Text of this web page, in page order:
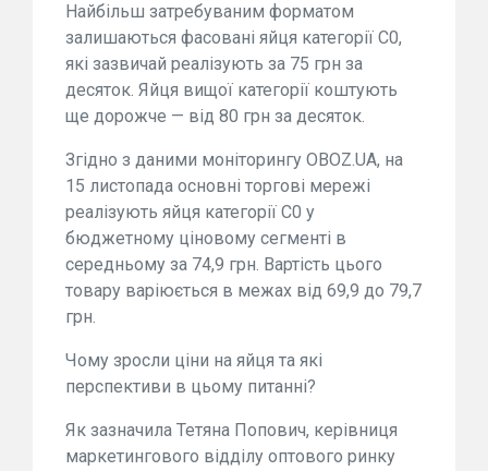
Найбільш затребуваним форматом
залишаються фасовані яйця категорії С0,
які зазвичай реалізують за 75 грн за
десяток. Яйця вищої категорії коштують
ще дорожче — від 80 грн за десяток.
Згідно з даними моніторингу OBOZ.UA, на
15 листопада основні торгові мережі
реалізують яйця категорії С0 у
бюджетному ціновому сегменті в
середньому за 74,9 грн. Вартість цього
товару варіюється в межах від 69,9 до 79,7
грн.
Чому зросли ціни на яйця та які
перспективи в цьому питанні?
Як зазначила Тетяна Попович, керівниця
маркетингового відділу оптового ринку